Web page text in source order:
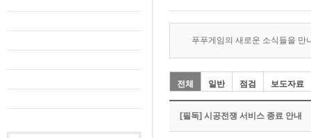
푸푸게임의 새로운 소식들을 만
전체 일반 점검 보도자료
[필독] 시공전쟁 서비스 종료 안내